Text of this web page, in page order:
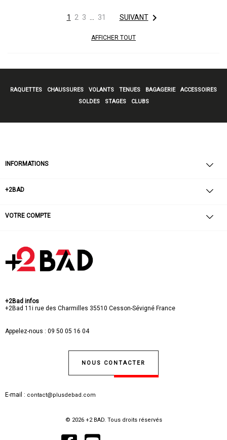
1 2 3 31 SUIVANT
AFFICHER TOUT
RAQUETTES CHAUSSURES VOLANTS TENUES BAGAGERIE
ACCESSOIRES
SOLDES
STAGES CLUBS
INFORMATIONS
+2BAD
VOTRE COMPTE
+2Bad infos
+2Bad 11i rue des Charmilles 35510 Cesson-Sévigné France
Appelez-nous : 09 50 05 16 04
NOUS CONTACTER
E-mail : contact@plusdebad.com
© 2026 +2 BAD. Tous droits réservés